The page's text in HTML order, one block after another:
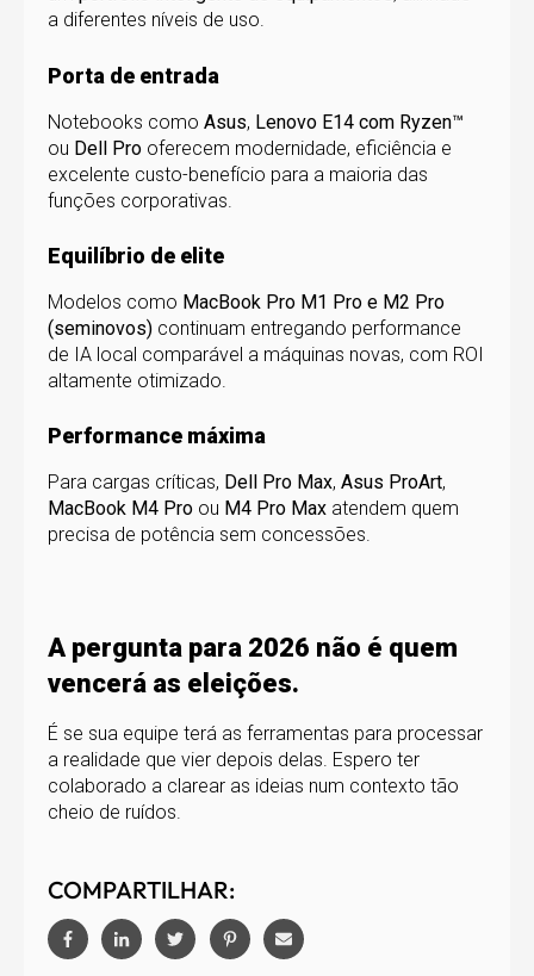
a diferentes níveis de uso.
Porta de entrada
Notebooks como Asus, Lenovo E14 com Ryzen™
ou Dell Pro oferecem modernidade, eficiência e
excelente custo-benefício para a maioria das
funções corporativas.
Equilíbrio de elite
Modelos como MacBook Pro M1 Pro e M2 Pro
(seminovos) continuam entregando performance
de IA local comparável a máquinas novas, com ROI
altamente otimizado.
Performance máxima
Para cargas críticas, Dell Pro Max, Asus ProArt,
MacBook M4 Pro ou M4 Pro Max atendem quem
precisa de potência sem concessões.
A pergunta para 2026 não é quem
vencerá as eleições.
É se sua equipe terá as ferramentas para processar
a realidade que vier depois delas. Espero ter
colaborado a clarear as ideias num contexto tão
cheio de ruídos.
COMPARTILHAR: